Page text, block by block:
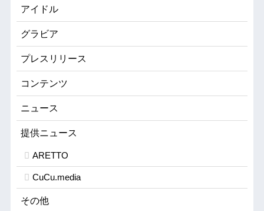
アイドル
グラビア
プレスリリース
コンテンツ
ニュース
提供ニュース
ARETTO
CuCu.media
その他